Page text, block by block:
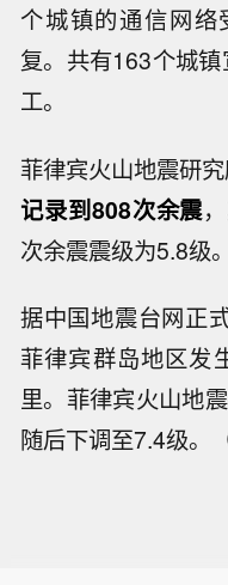
个城镇的通信网
复。共有163个城
工。
菲律宾火山地震研
记录到808次余震
次余震震级为5.8级。
据中国地震台网正
菲律宾群岛地区发
里。菲律宾火山地
随后下调至7.4级。